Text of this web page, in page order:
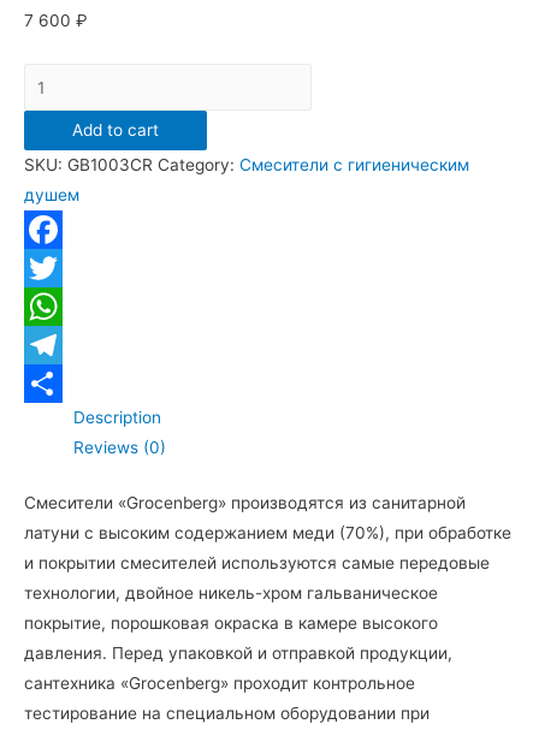
7 600 ₽
Смеситель
встраиваемый
гигиеническим
душем
Grocenberg
GB1003
Хром
quantity
Add to cart
SKU: GB1003CR Category: Смесители с гигиеническим
душем
Facebook
Twitter
WhatsApp
Telegram
ОтправитьDescription
Reviews (0)
Смесители «Grocenberg» производятся из санитарной
латуни с высоким содержанием меди (70%), при обработке
и покрытии смесителей используются самые передовые
технологии, двойное никель-хром гальваническое
покрытие, порошковая окраска в камере высокого
давления. Перед упаковкой и отправкой продукции,
сантехника «Grocenberg» проходит контрольное
тестирование на специальном оборудовании при